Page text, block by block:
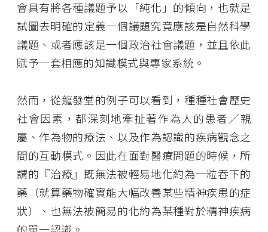
會具有將各種議題予以「純化」的傾向，也就是
試圖去明確的定義一個議題究竟應該是自然科學
議題、或者應該是一個政治社會議題，並且依此
賦予一套相應的知識模式與專家系統。
然而，從龍發堂的例子可以看到，種種社會歷史
社會因素，都深刻地牽扯著作為人的患者／親
屬、作為物的療法、以及作為認識的疾病觀念之
間的互動模式。因此在面對醫療問題的時候，所
謂的『治療』既無法被輕易地化約為一粒吞下的
藥（就算藥物確實能大幅改善某些精神疾患的症
狀）、也無法被簡易的化約為某種對於精神疾病